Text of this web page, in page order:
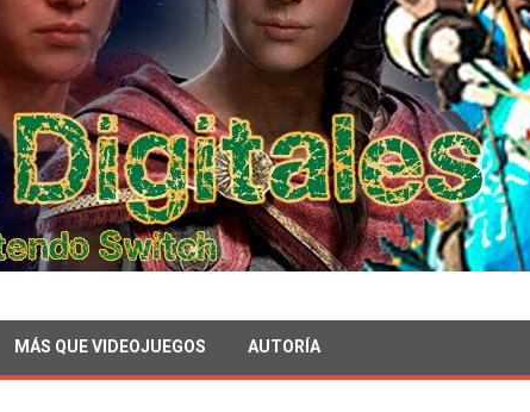
MÁS QUE VIDEOJUEGOS AUTORÍA